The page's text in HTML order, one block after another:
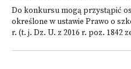
Do konkursu mogą przystąpić
określone w ustawie Prawo o
r. (t. j. Dz. U. z 2016 r. poz. 1842